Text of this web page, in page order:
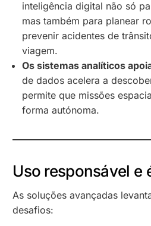
inteligência digital não só
mas também para planear
prevenir acidentes de
viagem.
Os sistemas analíticos
de dados acelera a
permite que missões
forma autónoma.
Uso responsável e
As soluções avançadas
desafios: